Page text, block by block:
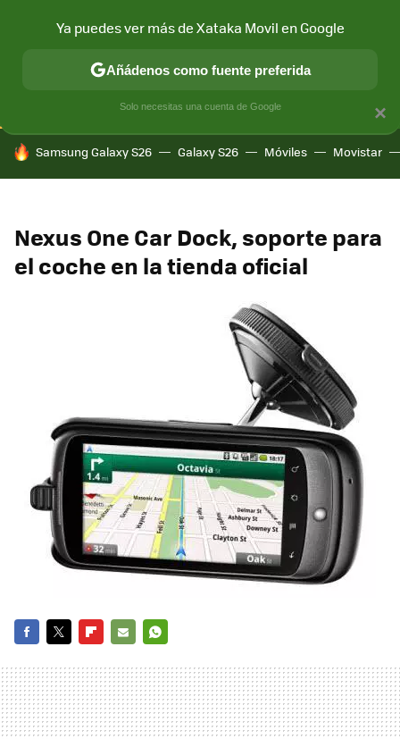
CONECTIVIDAD MÓVIL Y SOCIEDAD APLICACIONES
HOY SE HABLA DE
Samsung Galaxy S26 Galaxy S26 Móviles Movistar
Nexus One Car Dock, soporte para
el coche en la tienda oficial
MAIL
×
Ya puedes ver más de Xataka Movil en Google
Añádenos como fuente preferida
Solo necesitas una cuenta de Google